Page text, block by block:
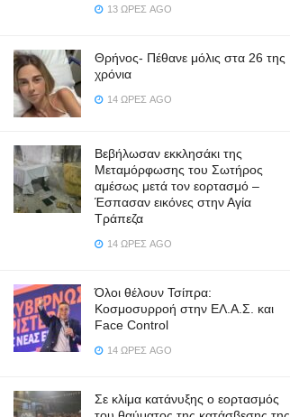
13 ΏΡΕΣ AGO
Θρήνος- Πέθανε μόλις στα 26 της
χρόνια
14 ΏΡΕΣ AGO
Βεβήλωσαν εκκλησάκι της
Μεταμόρφωσης του Σωτήρος
αμέσως μετά τον εορτασμό –
Έσπασαν εικόνες στην Αγία
Τράπεζα
14 ΏΡΕΣ AGO
Όλοι θέλουν Τσίπρα:
Κοσμοσυρροή στην ΕΛ.Α.Σ. και
Face Control
14 ΏΡΕΣ AGO
Σε κλίμα κατάνυξης ο εορτασμός